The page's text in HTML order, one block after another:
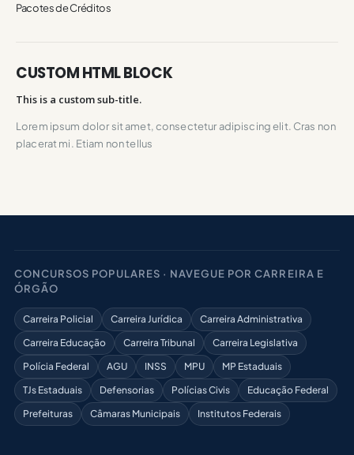
Pacotes de Créditos
CUSTOM HTML BLOCK
This is a custom sub-title.
Lorem ipsum dolor sit amet, consectetur adipiscing elit. Cras non
placerat mi. Etiam non tellus
CONCURSOS POPULARES · NAVEGUE POR CARREIRA E
ÓRGÃO
Carreira Policial Carreira Jurídica
Carreira Administrativa
Carreira Educação
Carreira Tribunal
Carreira Legislativa
Polícia Federal
AGU INSS MPU
MP Estaduais
TJs Estaduais
Defensorias Polícias Civis
Educação Federal
Prefeituras
Câmaras Municipais Institutos Federais